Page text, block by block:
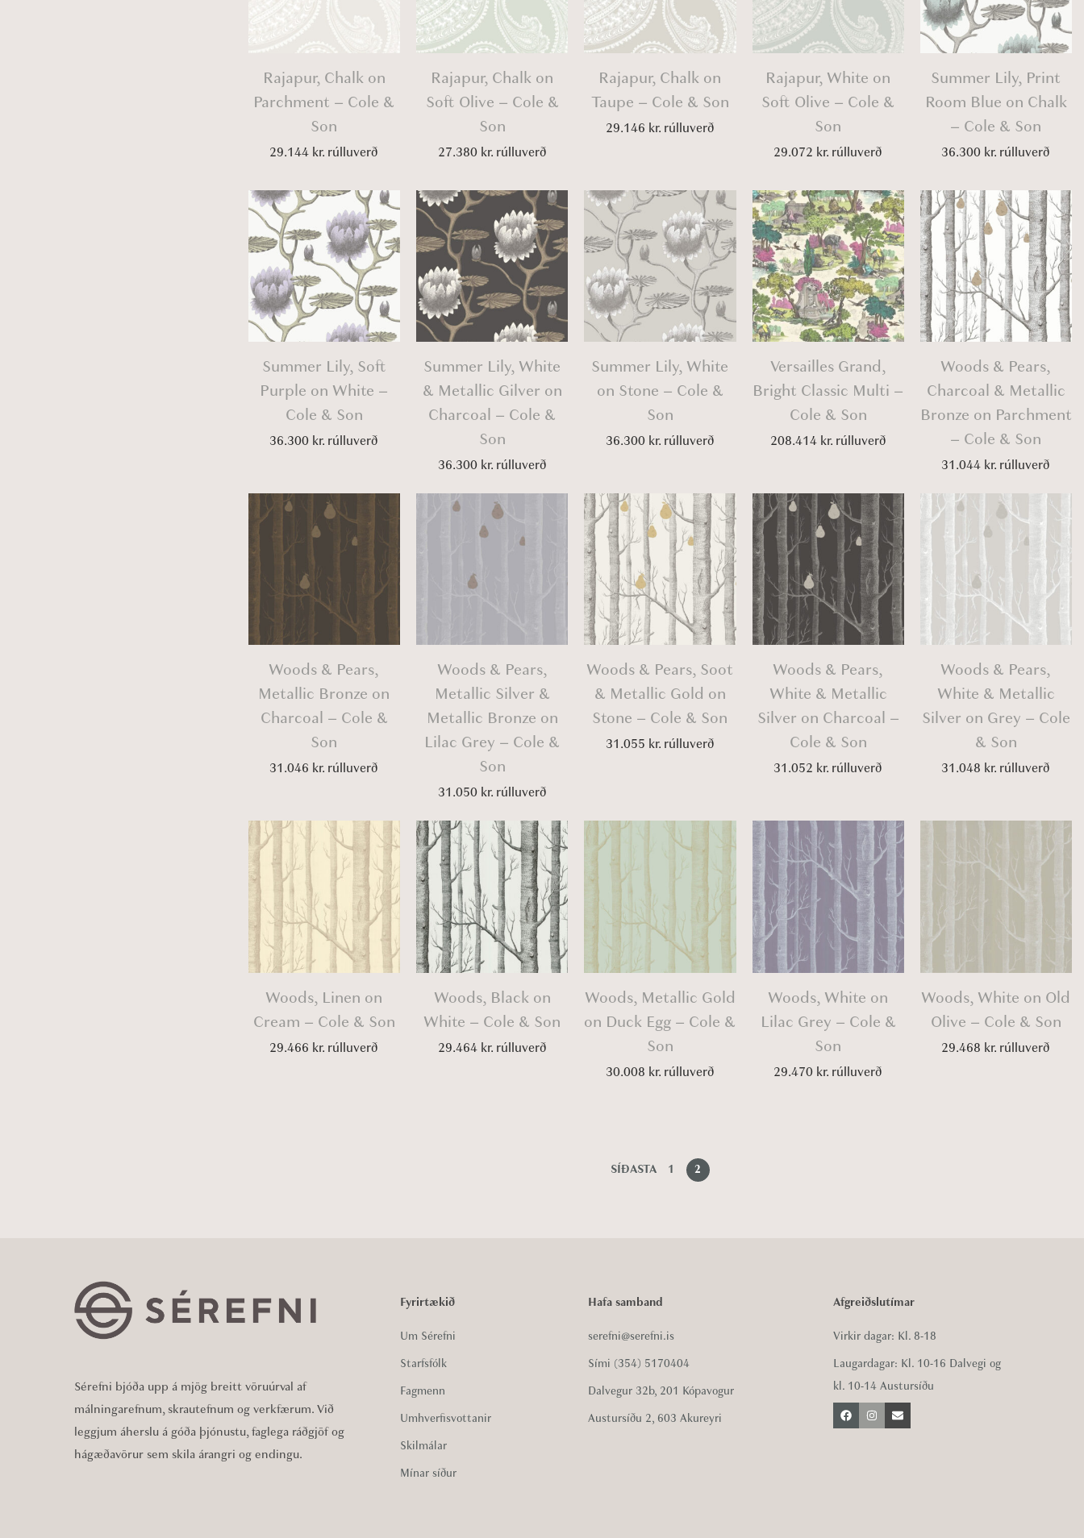
Rajapur, Chalk on
Parchment – Cole &
Son
29.144 kr. rúlluverð
Rajapur, Chalk on
Soft Olive – Cole &
Son
27.380 kr.rúlluverð
Rajapur, Chalk on
Taupe – Cole & Son
29.146 kr.rúlluverð
Rajapur, White on
Soft Olive – Cole &
Son
29.072 kr. rúlluverð
Summer Lily, Print
Room Blue on Chalk
– Cole & Son
36.300 kr. rúlluverð
Summer Lily, Soft
Purple on White –
Cole & Son
36.300 kr. rúlluverð
Summer Lily, White
& Metallic Gilver on
Charcoal – Cole &
Son
36.300 kr.rúlluverð
Summer Lily, White
on Stone – Cole &
Son
36.300 kr.rúlluverð
Versailles Grand,
Bright Classic Multi –
Cole & Son
208.414 kr.rúlluverð
Woods & Pears,
Charcoal & Metallic
Bronze on Parchment
– Cole & Son
31.044 kr. rúlluverð
Woods & Pears,
Metallic Bronze on
Charcoal – Cole &
Son
31.046 kr. rúlluverð
Woods & Pears,
Metallic Silver &
Metallic Bronze on
Lilac Grey – Cole &
Son
31.050 kr.rúlluverð
Woods & Pears, Soot
& Metallic Gold on
Stone – Cole & Son
31.055 kr.rúlluverð
Woods & Pears,
White & Metallic
Silver on Charcoal –
Cole & Son
31.052 kr. rúlluverð
Woods & Pears,
White & Metallic
Silver on Grey – Cole
& Son
31.048 kr. rúlluverð
Woods, Linen on
Cream – Cole & Son
29.466 kr. rúlluverð
Woods, Black on
White – Cole & Son
29.464 kr.rúlluverð
Woods, Metallic Gold
on Duck Egg – Cole &
Son
30.008 kr.rúlluverð
Woods, White on
Lilac Grey – Cole &
Son
29.470 kr. rúlluverð
Woods, White on Old
Olive – Cole & Son
29.468 kr. rúlluverð
SÍÐASTA 1 2
Sérefni bjóða upp á mjög breitt vöruúrval af
málningarefnum, skrautefnum og verkfærum. Við
leggjum áherslu á góða þjónustu, faglega ráðgjöf og
hágæðavörur sem skila árangri og endingu.
Fyrirtækið
Um Sérefni
Starfsfólk
Fagmenn
Umhverfisvottanir
Skilmálar
Mínar síður
Hafa samband
serefni@serefni.is
Sími (354) 5170404
Dalvegur 32b, 201 Kópavogur
Austursíðu 2, 603 Akureyri
Afgreiðslutímar
Virkir dagar: Kl. 8-18
Laugardagar: Kl. 10-16 Dalvegi og
kl. 10-14 Austursíðu